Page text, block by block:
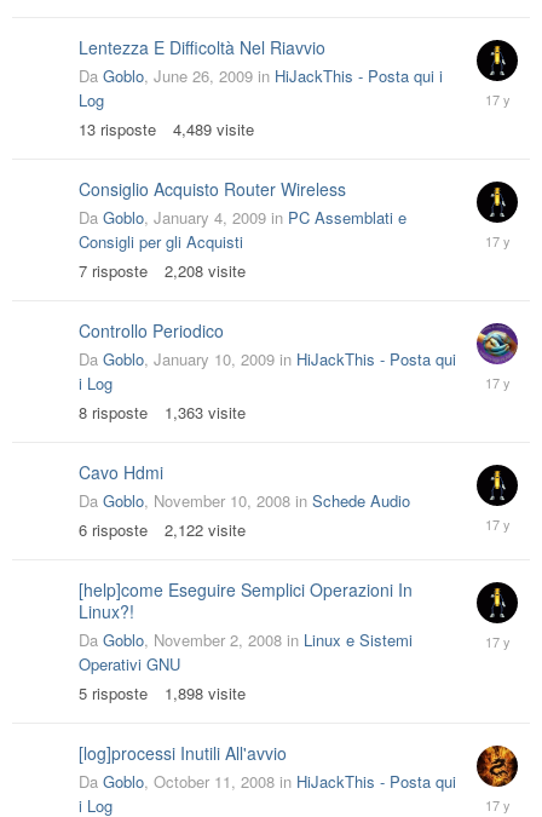
Lentezza E Difficoltà Nel Riavvio
Da Goblo, June 26, 2009 in HiJackThis - Posta qui i
Log
13 risposte 4,489 visite
June
29,
Consiglio Acquisto Router Wireless
Da Goblo, January 4, 2009 in PC Assemblati e
Consigli per gli Acquisti
7 risposte 2,208 visite
March
3,
Controllo Periodico
Da Goblo, January 10, 2009 in HiJackThis - Posta qui
i Log
8 risposte 1,363 visite
January
18,
Cavo Hdmi
Da Goblo, November 10, 2008 in Schede Audio
6 risposte 2,122 visite
13,
[help]come Eseguire Semplici Operazioni In
Linux?!
Da Goblo, November 2, 2008 in Linux e Sistemi
Operativi GNU
5 risposte 1,898 visite
10,
[log]processi Inutili All'avvio
Da Goblo, October 11, 2008 in HiJackThis - Posta qui
i Log
October